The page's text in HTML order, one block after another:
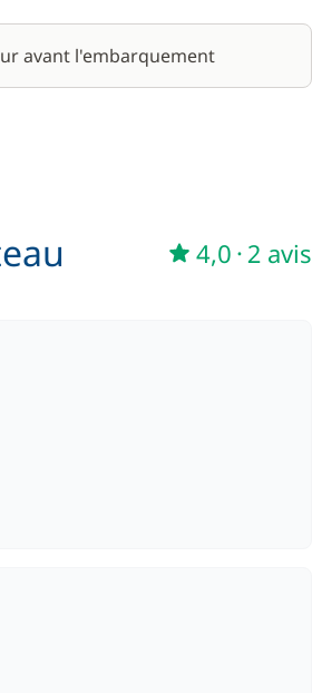
/ nuit
200,00 €
/ semaine
avant l'embarquement
4,0 ·2 avis